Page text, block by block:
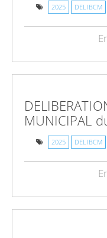
2025 DELIBCM
MUNICIPAL
2025 DELIBCM